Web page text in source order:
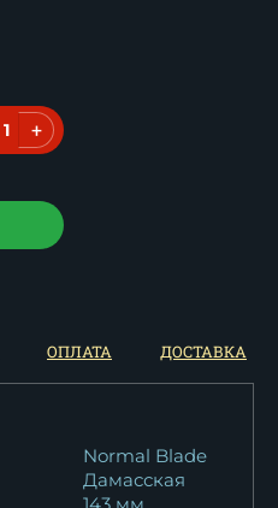
+
ОПЛАТА ДОСТАВКА
Normal Blade
Дамасская